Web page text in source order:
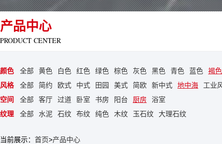
产品中心
PRODUCT CENTER
颜色 全部 黄色 白色 红色 绿色 棕色 灰色 黑色 青色 蓝色
褐色
风格
全部 简约 欧式 中式 田园 美式 简欧 新中式 地中海
工业
空间
全部 客厅 过道 卧室 书房 阳台 厨房
浴室
纹理
全部 水泥 石纹 布纹 纯色 木纹 玉石纹 大理石纹
当前展示： 首页>产品中心